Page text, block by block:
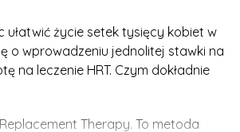
ułatwić życie setek tysięcy kobiet w
o wprowadzeniu jednolitej stawki na
na leczenie HRT. Czym dokładnie
Therapy. To metoda